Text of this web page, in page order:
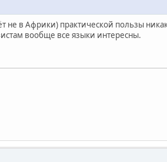
не в Африки) практической пользы
вообще все языки интересны.